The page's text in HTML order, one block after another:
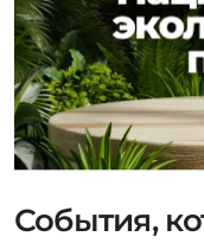
События,